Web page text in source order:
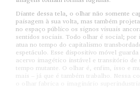
Diante dessa tela, o olhar não somente
paisagem à sua volta, mas também
no espaço público os signos visuais
sentidos sociais. Todo olhar é social; por
atua no tempo do capitalismo
espetáculo. Esse dispositivo móvel guarda
acervo imagético instável e transitório de
tempo mutante. O olhar é, enfim, isso e
mais – já que é também trabalho. Nessa
o olhar fabrica o imaginário